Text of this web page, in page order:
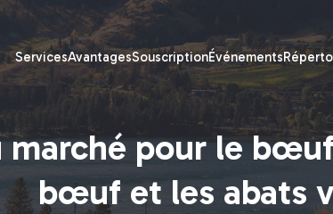
ServicesAvantagesSouscriptionÉvénements
marché pour le
bœuf et les abats